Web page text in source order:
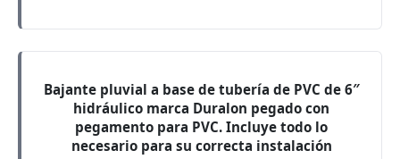
Bajante pluvial a base de tubería de PVC de 6″
hidráulico marca Duralon pegado con
pegamento para PVC. Incluye todo lo
necesario para su correcta instalación